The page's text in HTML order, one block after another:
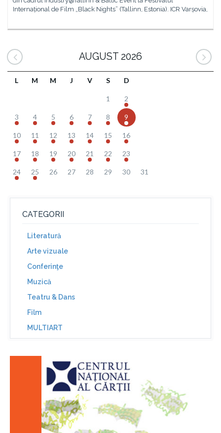
Internațional de Film „Black Nights” (Tallinn, Estonia). ICR Varșovia,
AUGUST 2026
L M M J V S D
1 2
3 4 5 6 7 8 9
10 11 12 13 14 15 16
17 18 19 20 21 22 23
24 25 26 27 28 29 30 31
CATEGORII
Literatură
Arte vizuale
Conferinţe
Muzică
Teatru & Dans
Film
MULTIART